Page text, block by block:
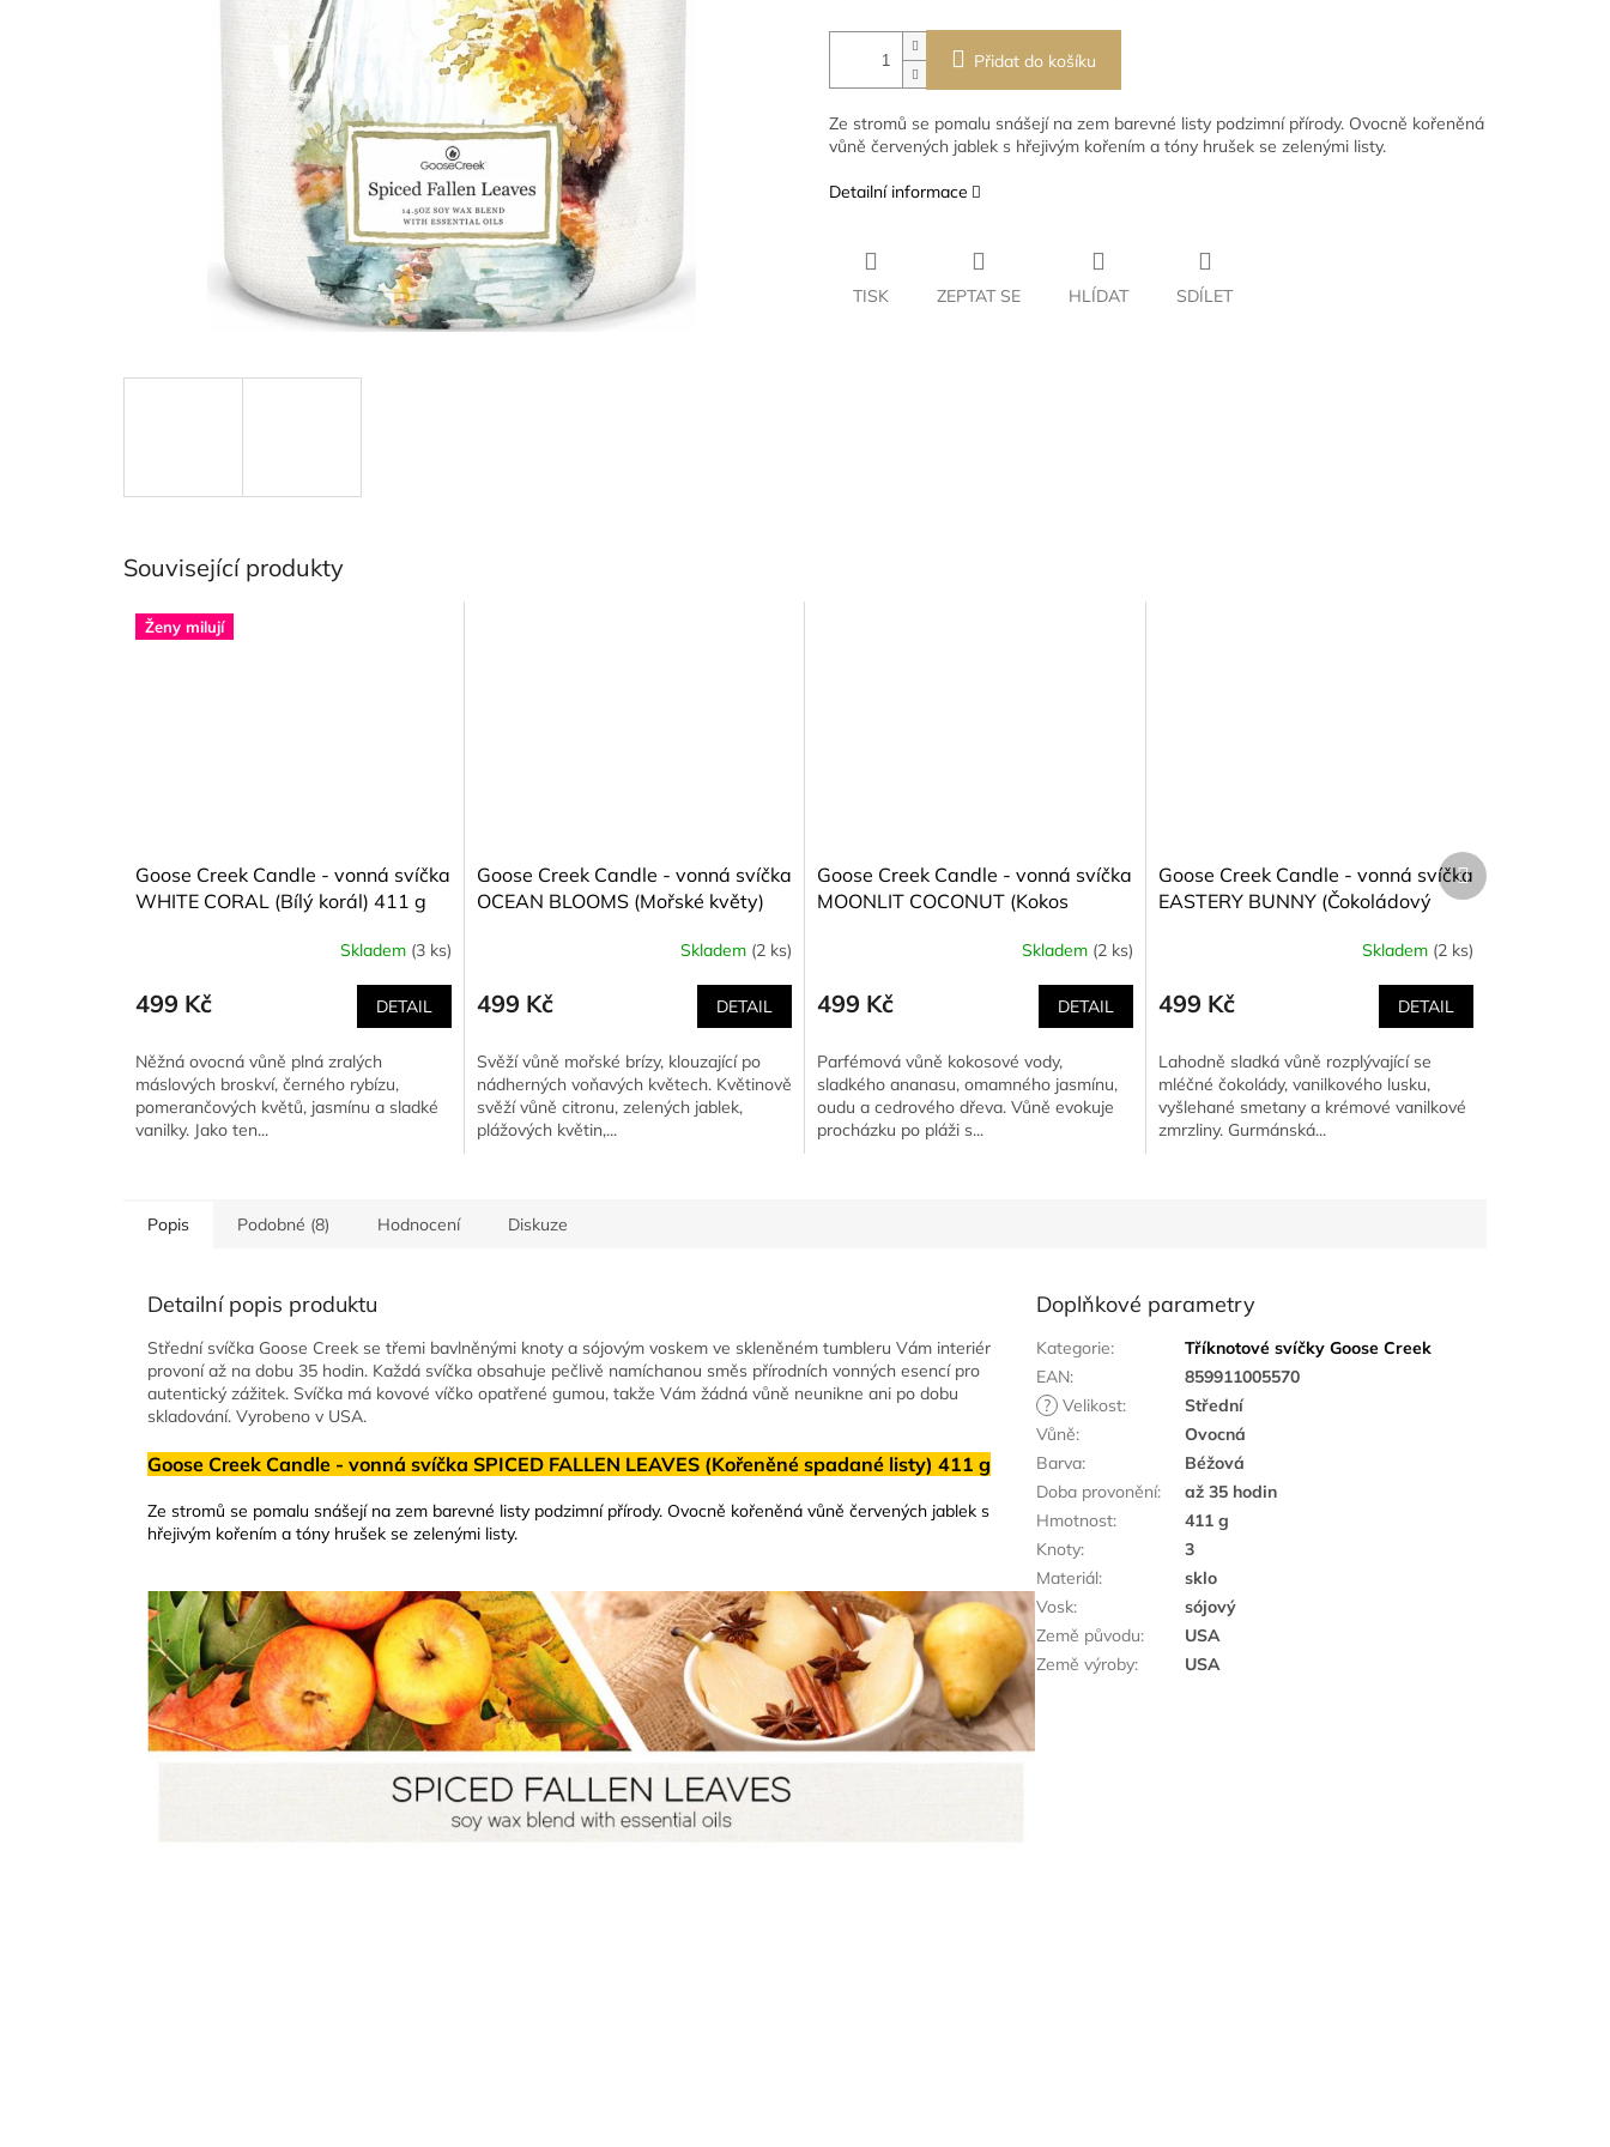
Přidat do košíku
Ze stromů se pomalu snášejí na zem barevné listy podzimní přírody. Ovocně kořeněná
vůně červených jablek s hřejivým kořením a tóny hrušek se zelenými listy.
Detailní informace
TISK ZEPTAT SE HLÍDAT SDÍLET
Související produkty
Ženy milují
Goose Creek Candle - vonná svíčka
WHITE CORAL (Bílý korál) 411 g
produktu
z
5
hvězdiček.
Skladem (3 ks)
499 Kč DETAIL
Něžná ovocná vůně plná zralých
máslových broskví, černého rybízu,
pomerančových květů, jasmínu a sladké
vanilky. Jako ten...
Goose Creek Candle - vonná svíčka
OCEAN BLOOMS (Mořské květy)
Skladem (2 ks)
499 Kč DETAIL
Svěží vůně mořské brízy, klouzající po
nádherných voňavých květech. Květinově
svěží vůně citronu, zelených jablek,
plážových květin,...
Goose Creek Candle - vonná svíčka
MOONLIT COCONUT (Kokos
Skladem (2 ks)
499 Kč DETAIL
Parfémová vůně kokosové vody,
sladkého ananasu, omamného jasmínu,
oudu a cedrového dřeva. Vůně evokuje
procházku po pláži s...
Goose Creek Candle - vonná svíčka
EASTERY BUNNY (Čokoládový
Skladem (2 ks)
499 Kč DETAIL
Lahodně sladká vůně rozplývající se
mléčné čokolády, vanilkového lusku,
vyšlehané smetany a krémové vanilkové
zmrzliny. Gurmánská...
Další
produkt
Popis Podobné (8) Hodnocení Diskuze
Detailní popis produktu
Střední svíčka Goose Creek se třemi bavlněnými knoty a sójovým voskem ve skleněném tumbleru Vám interiér
provoní až na dobu 35 hodin. Každá svíčka obsahuje pečlivě namíchanou směs přírodních vonných esencí pro
autentický zážitek. Svíčka má kovové víčko opatřené gumou, takže Vám žádná vůně neunikne ani po dobu
skladování. Vyrobeno v USA.
Goose Creek Candle - vonná svíčka SPICED FALLEN LEAVES (Kořeněné spadané listy) 411 g
Ze stromů se pomalu snášejí na zem barevné listy podzimní přírody. Ovocně kořeněná vůně červených jablek s
hřejivým kořením a tóny hrušek se zelenými listy.
Doplňkové parametry
Kategorie:
Tříknotové svíčky Goose Creek
EAN:
859911005570
? Velikost:
Střední
Vůně:
Ovocná
Barva:
Béžová
Doba provonění:
až 35 hodin
Hmotnost:
411 g
Knoty:
3
Materiál:
sklo
Vosk:
sójový
Země původu:
USA
Země výroby: USA